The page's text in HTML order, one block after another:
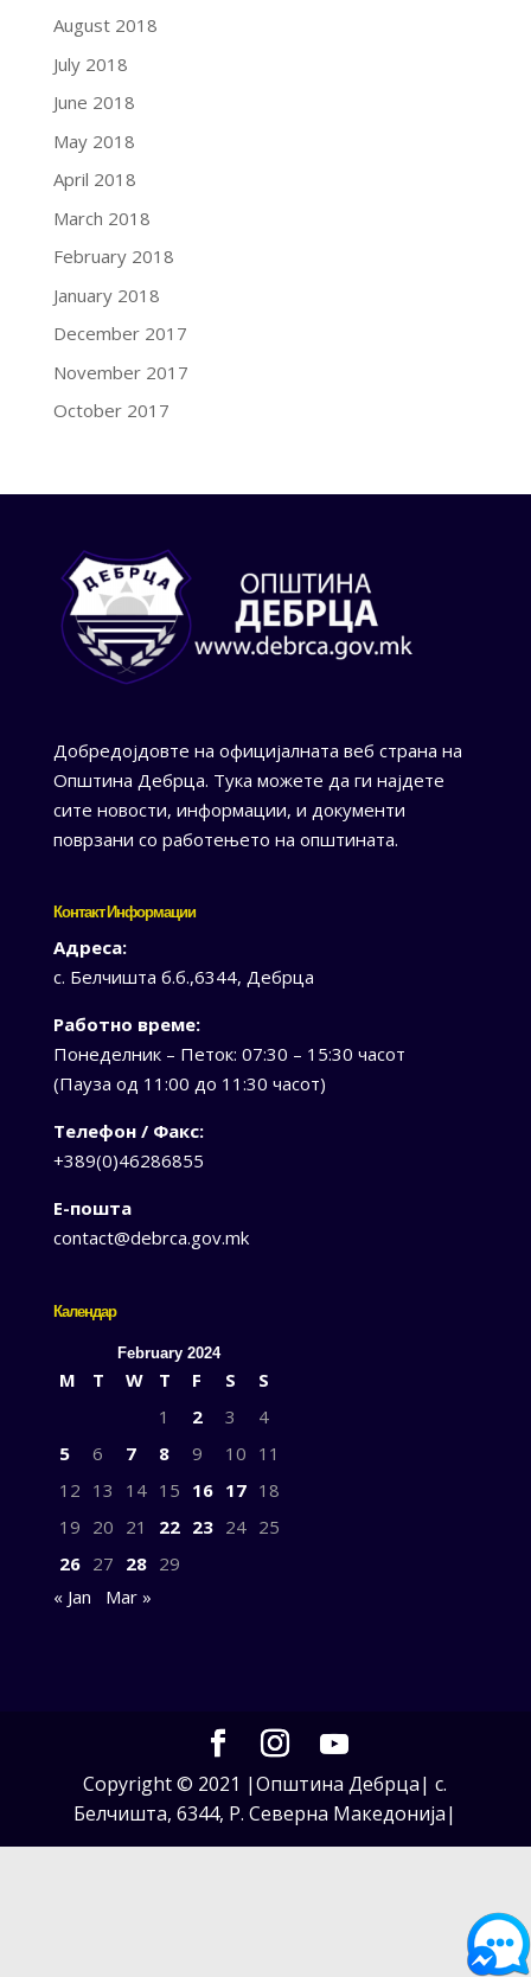
August 2018
July 2018
June 2018
May 2018
April 2018
March 2018
February 2018
January 2018
December 2017
November 2017
October 2017
Добредојдовте на официјалната веб страна на
Општина Дебрца. Тука можете да ги најдете
сите новости, информации, и документи
поврзани со работењето на општината.
Контакт Информации
Адреса:
с. Белчишта б.б.,6344, Дебрца
Работно време:
Понеделник – Петок: 07:30 – 15:30 часот
(Пауза од 11:00 до 11:30 часот)
Телефон / Факс:
+389(0)46286855
Е-пошта
contact@debrca.gov.mk
Календар
February 2024
M T W T F S
S
1
2 3
4
5
6 7 8 9 10 11
12 13 14 15 16 17 18
19 20 21 22 23 24 25
26 27 28 29
« Jan
Mar »
Copyright © 2021 |Општина Дебрца| с.
Белчишта, 6344, Р. Северна Македонија|